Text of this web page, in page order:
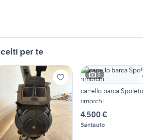
per te
6
carrello barca Spoleto
rimorchi
4.500 €
Santauto